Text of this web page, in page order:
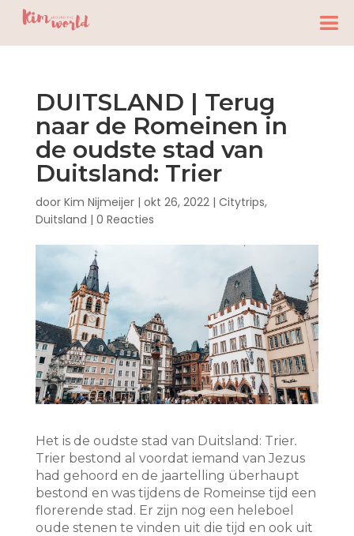
DUITSLAND | Terug
naar de Romeinen in
de oudste stad van
Duitsland: Trier
door Kim Nijmeijer| okt 26, 2022| Citytrips,
Duitsland | 0 Reacties
Het is de oudste stad van Duitsland: Trier.
Trier bestond al voordat iemand van Jezus
had gehoord en de jaartelling überhaupt
bestond en was tijdens de Romeinse tijd een
florerende stad. Er zijn nog een heleboel
oude stenen te vinden uit die tijd en ook uit